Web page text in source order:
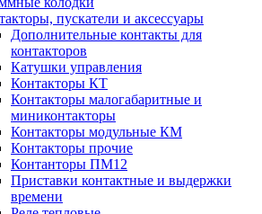
пускатели и аксессуары
Дополнительные контакты для
контакторов
Катушки управления
Контакторы КТ
Контакторы малогабаритные и
миниконтакторы
Контакторы модульные КМ
Контакторы прочие
Контанторы ПМ12
Приставки контактные и выдержки
времени